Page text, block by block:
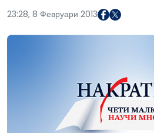
23:28, 8 Февруари 2013